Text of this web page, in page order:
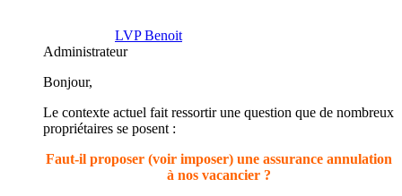
LVP Benoit
Administrateur
Bonjour,
Le contexte actuel fait ressortir une question que de nombreux
propriétaires se posent :
Faut-il proposer (voir imposer) une assurance annulation
à nos vacancier ?